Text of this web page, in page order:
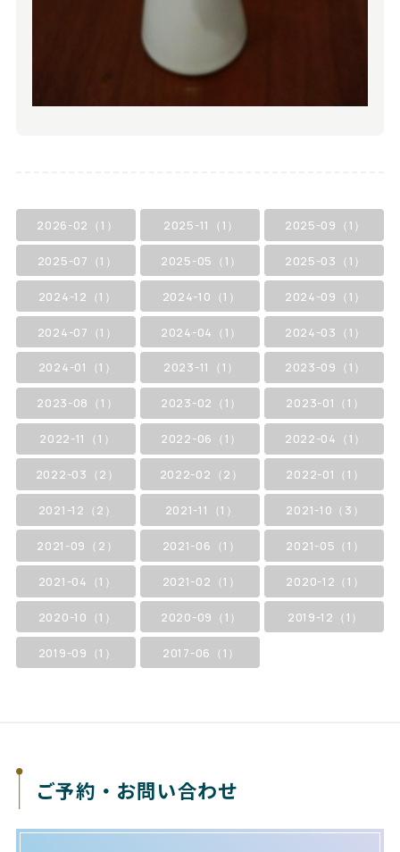
2026-02（1） 2025-11（1） 2025-09（1）
2025-07（1） 2025-05（1） 2025-03（1）
2024-12（1） 2024-10（1） 2024-09（1）
2024-07（1） 2024-04（1） 2024-03（1）
2024-01（1） 2023-11（1） 2023-09（1）
2023-08（1） 2023-02（1） 2023-01（1）
2022-11（1） 2022-06（1） 2022-04（1）
2022-03（2） 2022-02（2） 2022-01（1）
2021-12（2） 2021-11（1） 2021-10（3）
2021-09（2） 2021-06（1） 2021-05（1）
2021-04（1） 2021-02（1） 2020-12（1）
2020-10（1） 2020-09（1） 2019-12（1）
2019-09（1） 2017-06（1）
ご予約・お問い合わせ